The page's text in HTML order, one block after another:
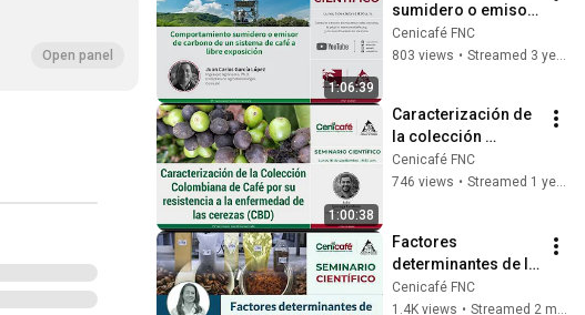
Open panel
1:06:39
sumidero o emisor
de carbono de un
sistema de café a
Cenicafé FNC
803 views • Streamed 3 years ago
1:00:38
Caracterización de
la colección
Colombiana
Cenicafé FNC
746 views • Streamed 1 year ago
Factores
determinantes de la
calidad del café
tostado durante el
Cenicafé FNC
1.4K views •